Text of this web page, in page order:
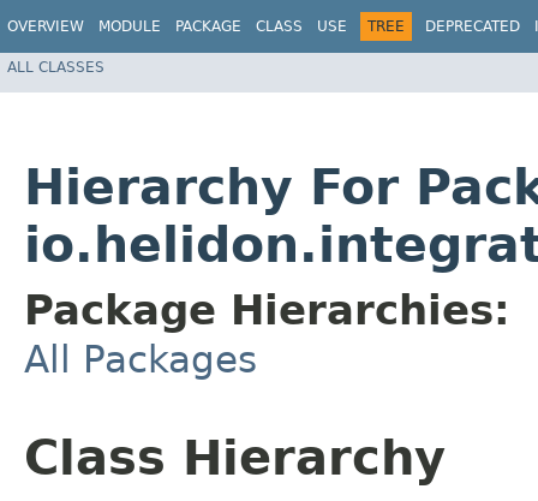
OVERVIEW MODULE PACKAGE CLASS USE TREE DEPRECATED
ALL CLASSES
Hierarchy For
Package Hierarchies:
All Packages
Class Hierarchy